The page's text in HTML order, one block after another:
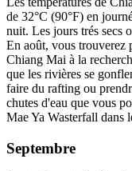
de 32°C (90°F) en
nuit. Les jours trés secs
En août, vous trouverez
Chiang Mai à la
que les rivières se
faire du rafting ou
chutes d'eau que vous
Mae Ya Wasterfall dans
Septembre